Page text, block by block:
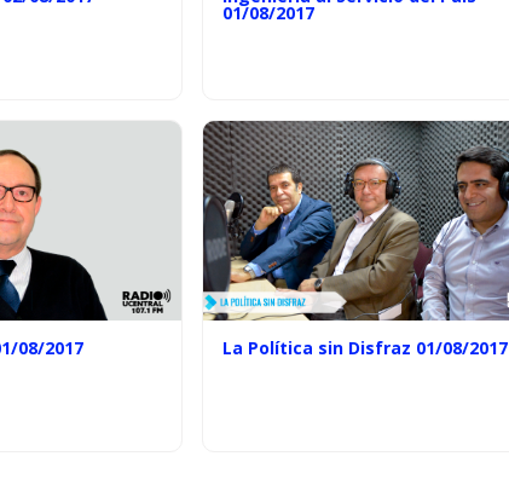
01/08/2017
08/2017 La Política sin Disfraz 01/08/2017